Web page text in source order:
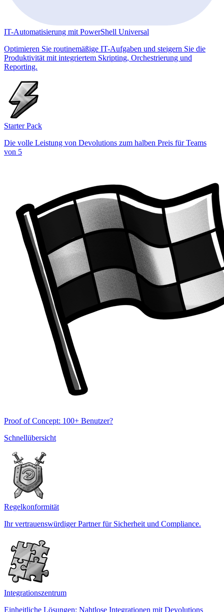
IT-Automatisierung mit PowerShell Universal
Optimieren Sie routinemäßige IT-Aufgaben und steigern Sie die
Produktivität mit integriertem Skripting, Orchestrierung und
Reporting.
Starter Pack
Die volle Leistung von Devolutions zum halben Preis für Teams
von 5
Proof of Concept: 100+ Benutzer?
Schnellübersicht
Regelkonformität
Ihr vertrauenswürdiger Partner für Sicherheit und Compliance.
Integrationszentrum
Einheitliche Lösungen: Nahtlose Integrationen mit Devolutions